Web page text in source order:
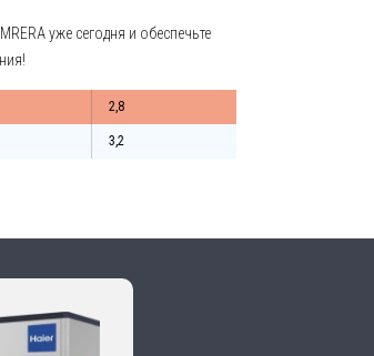
уже сегодня и обеспечьте
2,8
3,2